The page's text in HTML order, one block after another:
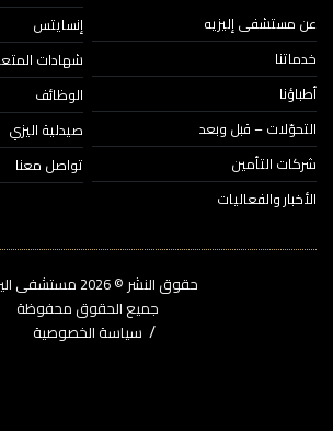
إليزيه
– قبل وبعد
التأمين
والفعاليات
إنسايتس
شهادات المتعاملين
الوظائف
صيدلية اليزي
تواصل معنا
حقوق النشر © 2026‎ مستشفى اليزيه.
جميع الحقوق محفوظة
سياسة الخصوصية